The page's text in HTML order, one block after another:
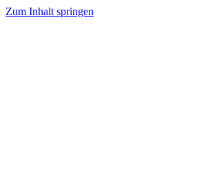
Zum Inhalt springen